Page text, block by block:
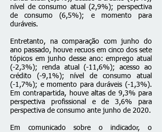
nível de consumo atual (2,9%); perspectiva
de consumo (6,5%); e momento para
duráveis.
Entretanto, na comparação com junho do
ano passado, houve recuos em cinco dos sete
tópicos em junho desse ano: emprego atual
(-2,3%); renda atual (-11,6%); acesso ao
crédito (-9,1%); nível de consumo atual
(-1,7%); e momento para duráveis (-1,3%).
Em contrapartida, houve altas de 9,3% para
perspectiva profissional e de 3,6% para
perspectiva de consumo ante junho de 2020.
Em comunicado sobre o indicador, o